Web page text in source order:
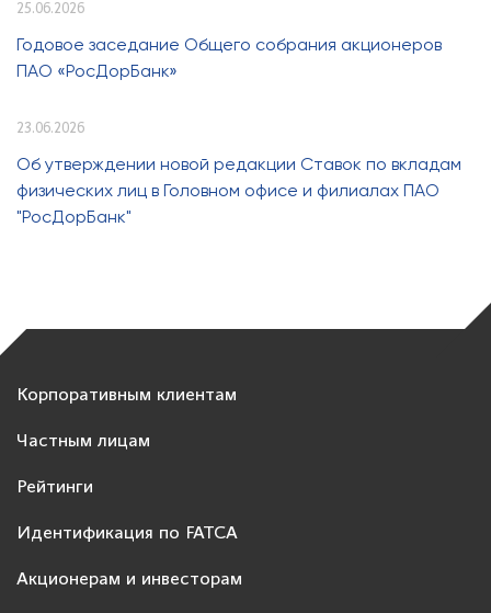
25.06.2026
Годовое заседание Общего собрания акционеров
ПАО «РосДорБанк»
23.06.2026
Об утверждении новой редакции Ставок по вкладам
физических лиц в Головном офисе и филиалах ПАО
"РосДорБанк"
Корпоративным клиентам
Частным лицам
Рейтинги
Идентификация по FATCA
Акционерам и инвесторам